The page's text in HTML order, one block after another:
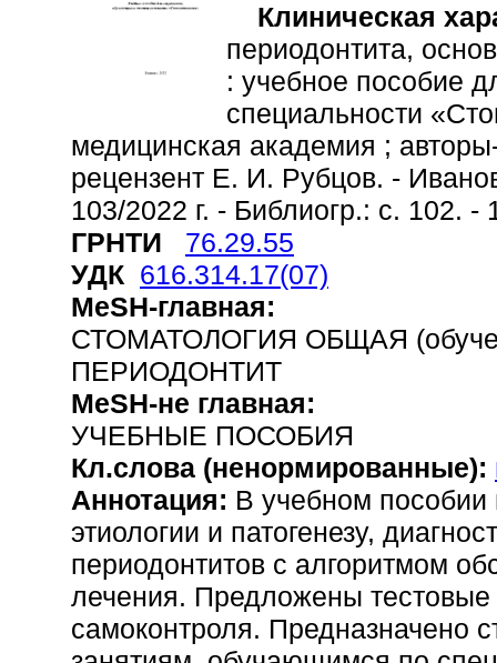
Клиническая
периодонтита,
: учебное пособие
специальности
медицинская академия ;
рецензент Е. И. Рубцов. -
103/2022 г. - Библиогр.: с. 102.
ГРНТИ
76.29.55
УДК 616.314.17(07)
MeSH-главная:
СТОМАТОЛОГИЯ ОБЩАЯ
ПЕРИОДОНТИТ
MeSH-не главная:
УЧЕБНЫЕ ПОСОБИЯ
Кл.слова (ненормированные):
Аннотация: В учебном
этиологии и патогенезу,
периодонтитов с алгоритмом
лечения. Предложены
самоконтроля. Предназначено